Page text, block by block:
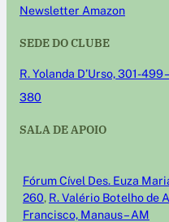
Newsletter Amazon
SEDE DO CLUBE
R. Yolanda D’Urso, 301-
380
SALA DE APOIO
Fórum Cível Des. Euza
260, R. Valério Botelho de
Francisco, Manaus – AM